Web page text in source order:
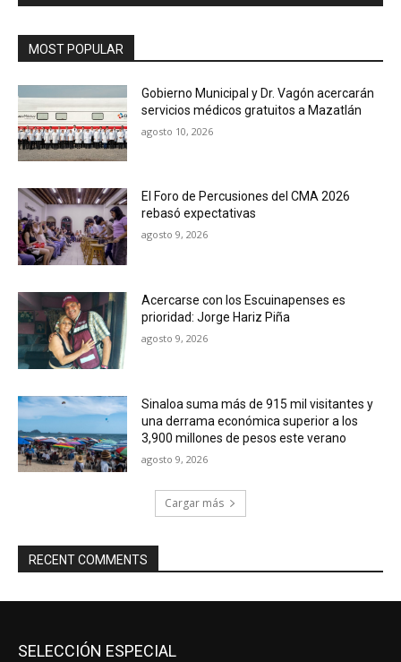
MOST POPULAR
Gobierno Municipal y Dr. Vagón acercarán
servicios médicos gratuitos a Mazatlán
agosto 10, 2026
El Foro de Percusiones del CMA 2026
rebasó expectativas
agosto 9, 2026
Acercarse con los Escuinapenses es
prioridad: Jorge Hariz Piña
agosto 9, 2026
Sinaloa suma más de 915 mil visitantes y
una derrama económica superior a los
3,900 millones de pesos este verano
agosto 9, 2026
Cargar más
RECENT COMMENTS
SELECCIÓN ESPECIAL